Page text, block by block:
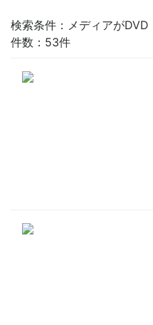
検索条件：メディアがDVD
件数：53件